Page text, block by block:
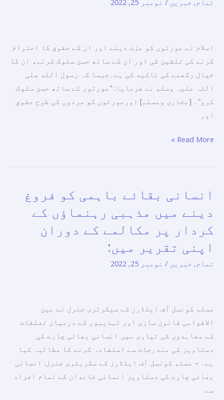
اسلام نے عورتوں کو عزت دینے اور ان کے حقوق کا احترام
کرنے کی تلقین کی اور ان کے ساتھ حسن سلوک کرنے، ان کا
خیال رکھنے کی تاکید کی ہے۔جیسا کہ رسول الله صلی
اللہ علیہ وسلم نے فرمایا: "عورتوں کے ساتھ حسن سلوک
کرو”۔ [بخاری ومسلم] اورعورتوں کو مردوں کی طرح حقوق
اور
تشدد
کا
عالمی
دن
Read More »
انسانی بقائے باہمی کو فروغ
دینے میں مذہبی رہنماؤں کے
کردار پر مکالمے کے دوران
اپنی تقریر میں:
تمام, خبریں / نومبر 25, 2022
مسلم کونسل آف ایلڈرز کے سیکرٹری جنرل نے بین
الاقوامی قانون سازی اور تہذیبوں کے درمیان تعلقات
کے معاہدوں کی تیاری میں انسانی بھائی چارے کی
دستاویز کی مندرجات سے استفادہ کرنے کا مطالبہ کیا
ہے۔ – مسلم کونسل آف ایلڈرز کے سکریٹری جنرل: انسانی
بھائی چارے کی دستاویز انسانی خاندان کے تمام افراد
سے
انسانی
باہمی
کو
فروغ
کے
کردار
پر
مکالمے
کے
دوران
اپنی